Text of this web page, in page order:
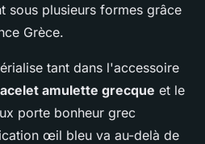
sous plusieurs formes grâce
Grèce.
tant dans l'accessoire
amulette grecque et le
porte bonheur grec
œil bleu va au-delà de